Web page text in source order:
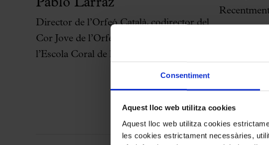
Consentiment
Aquest lloc web utilitza cookies
Aquest lloc web utilitza cookies
les cookies estrictament necessàries,
Pablo Larraz
Director de l’Orfeó Català, codirector del
Cor Jove de l’Orfeó Català i director de
l’Escola Coral de l'Orfeó Català
La seva
l’equip
de la
de
es